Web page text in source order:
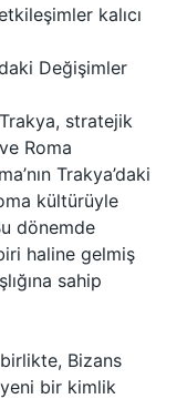
kalıcı
Değişimler
stratejik
Roma
Trakya’daki
kültürüyle
dönemde
haline gelmiş
sahip
Bizans
bir kimlik